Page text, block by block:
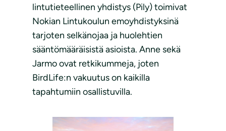
lintutieteellinen yhdistys (Pily) toimivat
Nokian Lintukoulun emoyhdistyksinä
tarjoten selkänojaa ja huolehtien
sääntömääräisistä asioista. Anne sekä
Jarmo ovat retkikummeja, joten
BirdLife:n vakuutus on kaikilla
tapahtumiin osallistuvilla.